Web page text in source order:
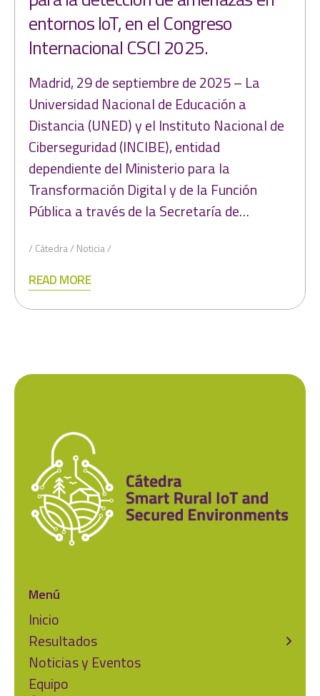
entornos IoT, en el Congreso
Internacional CSCI 2025.
Madrid, 29 de septiembre de 2025 – La
Universidad Nacional de Educación a
Distancia (UNED) y el Instituto Nacional de
Ciberseguridad (INCIBE), entidad
dependiente del Ministerio para la
Transformación Digital y de la Función
Pública a través de la Secretaría de…
Cátedra Noticia
READ MORE
Menú
Inicio
Resultados
Noticias y Eventos
Equipo